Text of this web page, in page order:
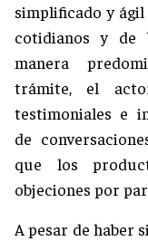
simplificado y
cotidianos y de
manera
trámite, el
testimoniales e
de
que los
objeciones por
A pesar de haber